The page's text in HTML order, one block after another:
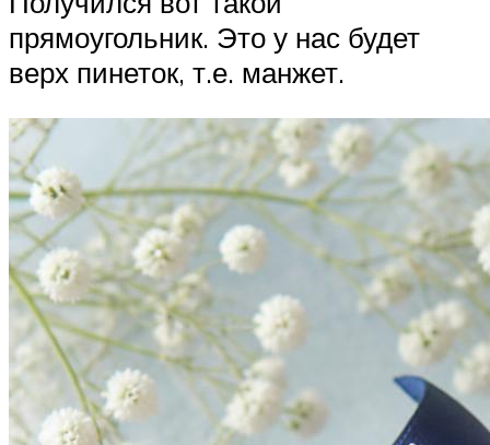
прямоугольник. Это у нас будет
верх пинеток, т.е. манжет.